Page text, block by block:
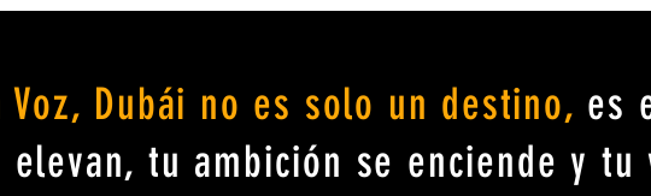
Voz, Dubái no es solo un destino, es
elevan, tu ambición se enciende y tu